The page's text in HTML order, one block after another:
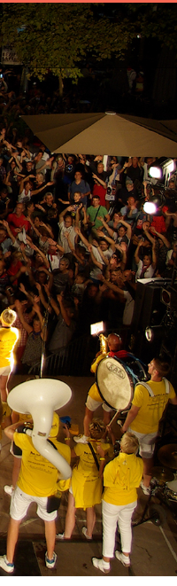
Jeunesse
100% unique
en Europe.